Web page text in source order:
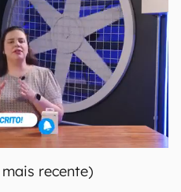
recente)